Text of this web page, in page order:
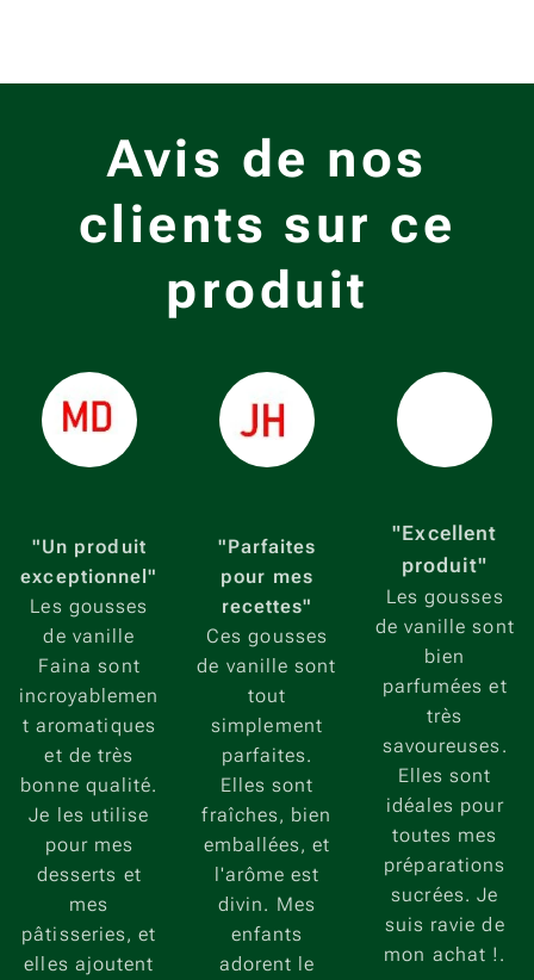
Avis de nos
clients sur ce
produit
"Un produit
exceptionnel"
Les gousses
de vanille
Faina sont
incroyablemen
t aromatiques
et de très
bonne qualité.
Je les utilise
pour mes
desserts et
mes
pâtisseries, et
elles ajoutent
"Parfaites
pour mes
recettes"
Ces gousses
de vanille sont
tout
simplement
parfaites.
Elles sont
fraîches, bien
emballées, et
l'arôme est
divin. Mes
enfants
adorent le
"Excellent
produit"
Les gousses
de vanille sont
bien
parfumées et
très
savoureuses.
Elles sont
idéales pour
toutes mes
préparations
sucrées. Je
suis ravie de
mon achat !.